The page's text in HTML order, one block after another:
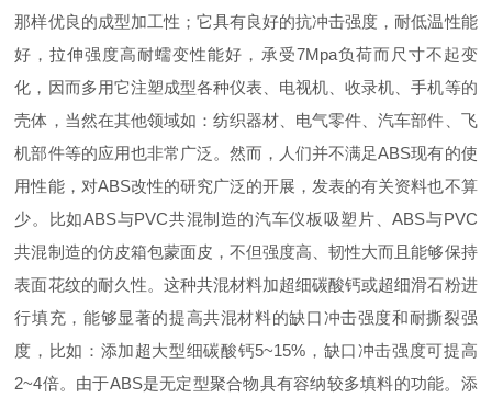
那样优良的成型加工性；它具有良好的抗冲击强度，耐低温性能
好，拉伸强度高耐蠕变性能好，承受7Mpa负荷而尺寸不起变
化，因而多用它注塑成型各种仪表、电视机、收录机、手机等的
壳体，当然在其他领域如：纺织器材、电气零件、汽车部件、飞
机部件等的应用也非常广泛。然而，人们并不满足ABS现有的使
用性能，对ABS改性的研究广泛的开展，发表的有关资料也不算
少。比如ABS与PVC共混制造的汽车仪板吸塑片、ABS与PVC
共混制造的仿皮箱包蒙面皮，不但强度高、韧性大而且能够保持
表面花纹的耐久性。这种共混材料加超细碳酸钙或超细滑石粉进
行填充，能够显著的提高共混材料的缺口冲击强度和耐撕裂强
度，比如：添加超大型细碳酸钙5~15%，缺口冲击强度可提高
2~4倍。由于ABS是无定型聚合物具有容纳较多填料的功能。添